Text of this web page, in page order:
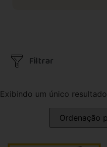
Filtrar
Exibindo um único resultado